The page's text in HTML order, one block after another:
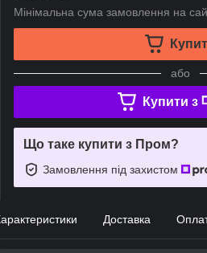
Мінімальна сума замовлення на
або
Купити з
Що таке купити з Пром?
Замовлення під захистом
Доставка